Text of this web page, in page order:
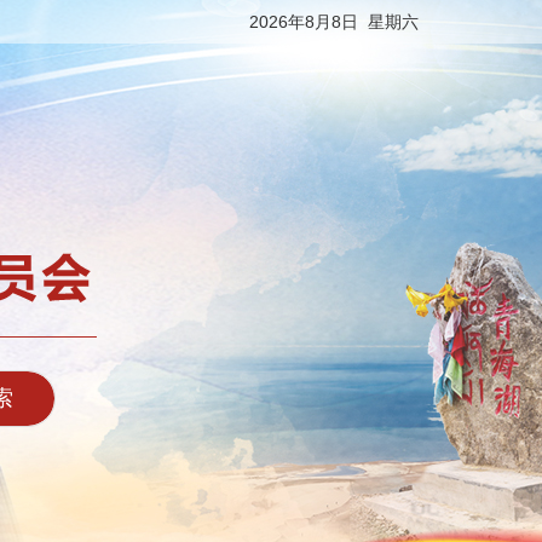
2026年8月8日 星期六